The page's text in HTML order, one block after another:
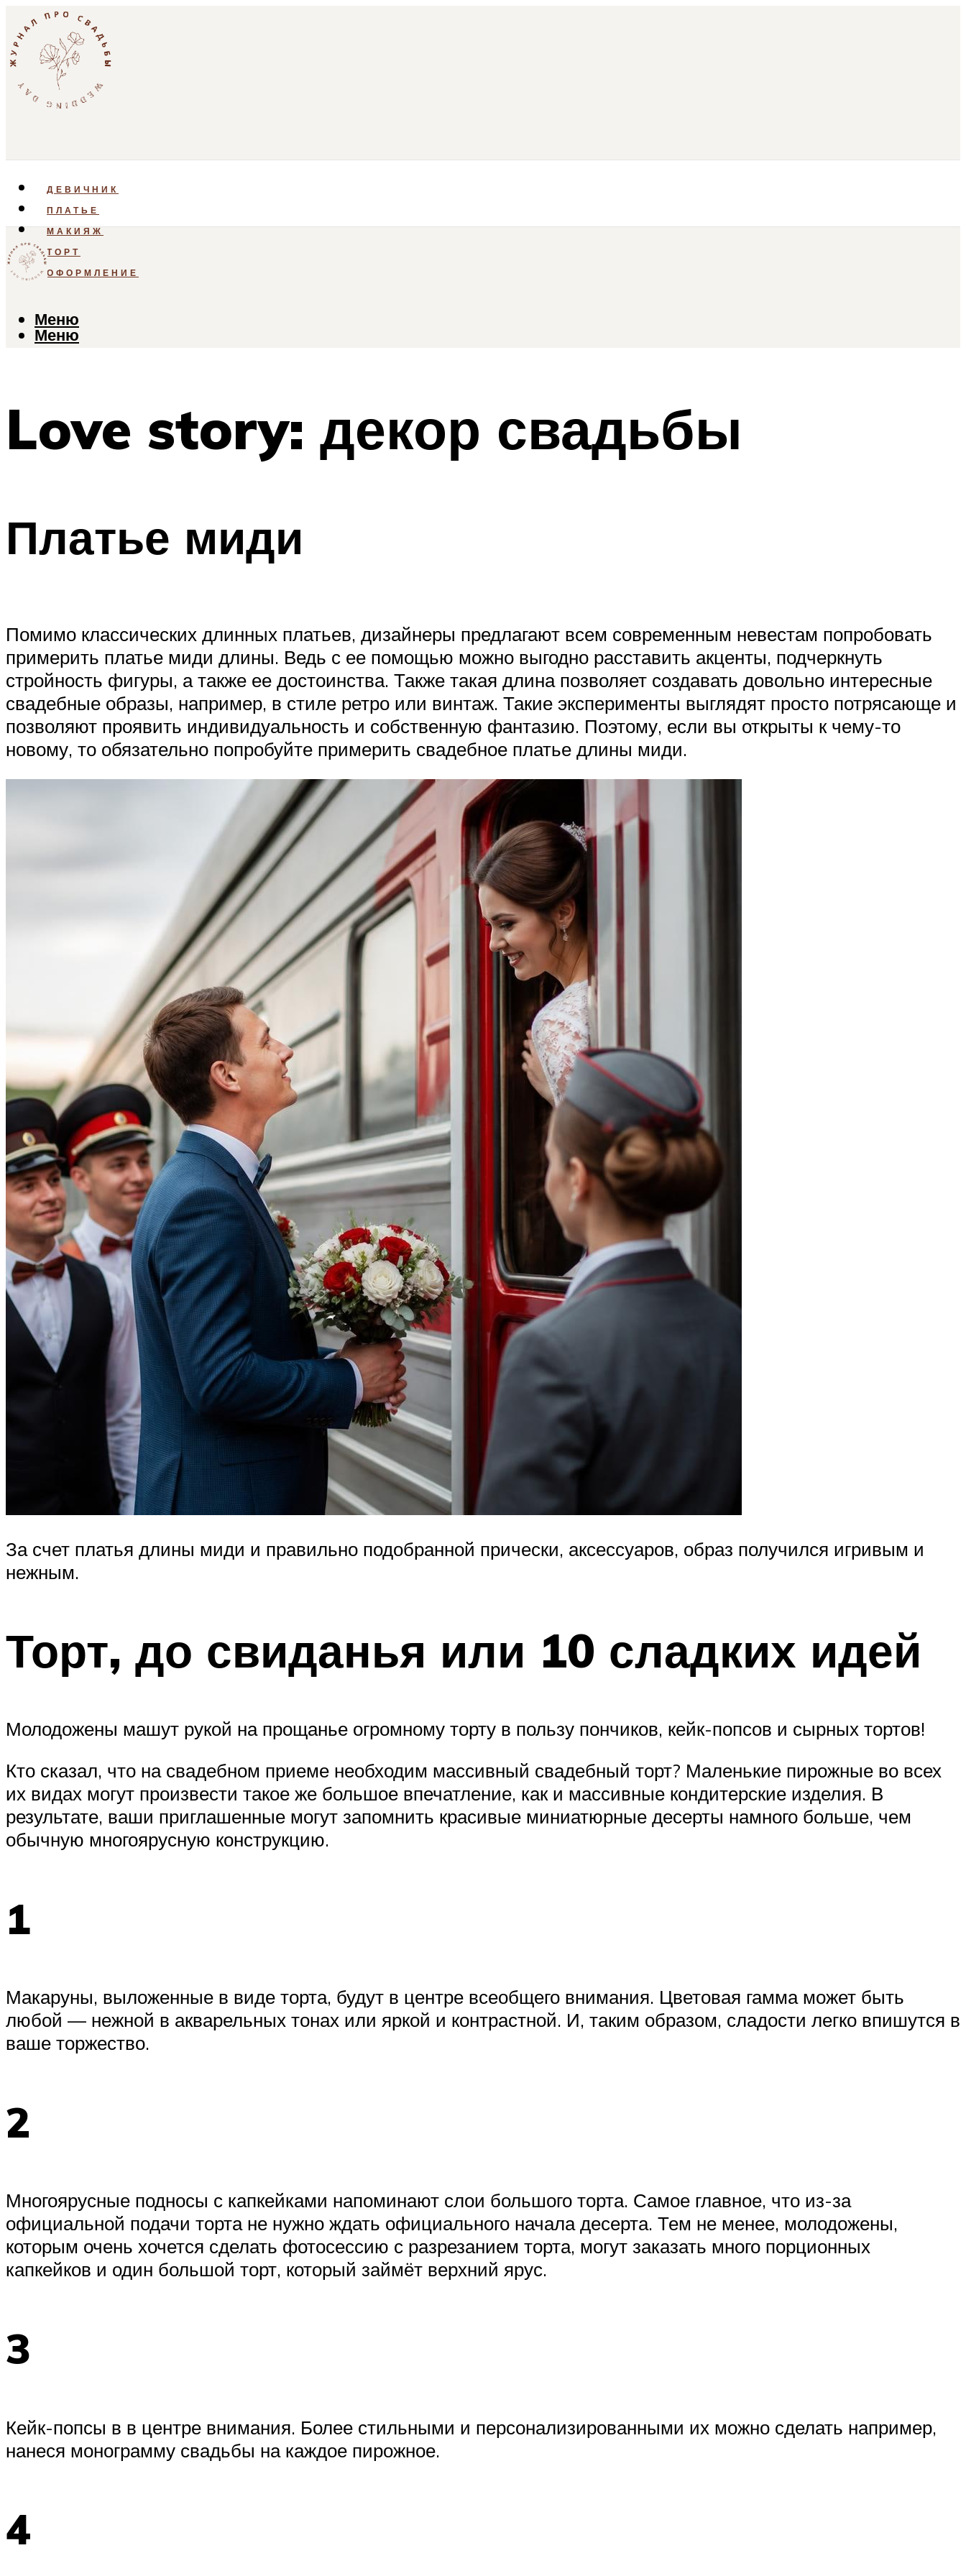
ДЕВИЧНИК
ПЛАТЬЕ
МАКИЯЖ
ТОРТ
ОФОРМЛЕНИЕ
Меню
Меню
Love story: декор свадьбы
Платье миди
Помимо классических длинных платьев, дизайнеры предлагают всем современным невестам попробовать
примерить платье миди длины. Ведь с ее помощью можно выгодно расставить акценты, подчеркнуть
стройность фигуры, а также ее достоинства. Также такая длина позволяет создавать довольно интересные
свадебные образы, например, в стиле ретро или винтаж. Такие эксперименты выглядят просто потрясающе и
позволяют проявить индивидуальность и собственную фантазию. Поэтому, если вы открыты к чему-то
новому, то обязательно попробуйте примерить свадебное платье длины миди.
За счет платья длины миди и правильно подобранной прически, аксессуаров, образ получился игривым и
нежным.
Торт, до свиданья или 10 сладких идей
Молодожены машут рукой на прощанье огромному торту в пользу пончиков, кейк-попсов и сырных тортов!
Кто сказал, что на свадебном приеме необходим массивный свадебный торт? Маленькие пирожные во всех
их видах могут произвести такое же большое впечатление, как и массивные кондитерские изделия. В
результате, ваши приглашенные могут запомнить красивые миниатюрные десерты намного больше, чем
обычную многоярусную конструкцию.
1
Макаруны, выложенные в виде торта, будут в центре всеобщего внимания. Цветовая гамма может быть
любой — нежной в акварельных тонах или яркой и контрастной. И, таким образом, сладости легко впишутся в
ваше торжество.
2
Многоярусные подносы с капкейками напоминают слои большого торта. Самое главное, что из-за
официальной подачи торта не нужно ждать официального начала десерта. Тем не менее, молодожены,
которым очень хочется сделать фотосессию с разрезанием торта, могут заказать много порционных
капкейков и один большой торт, который займёт верхний ярус.
3
Кейк-попсы в в центре внимания. Более стильными и персонализированными их можно сделать например,
нанеся монограмму свадьбы на каждое пирожное.
4